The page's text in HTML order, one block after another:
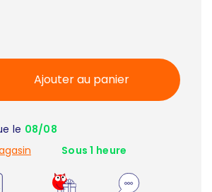
Ajouter au panier
le 08/08
Sous 1 heure